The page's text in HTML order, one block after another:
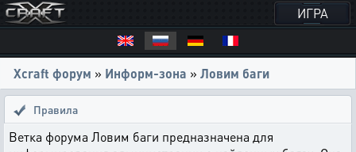
ИГРА
Xcraft форум » Информ-зона » Ловим баги
Правила
Ветка форума Ловим баги предназначена для